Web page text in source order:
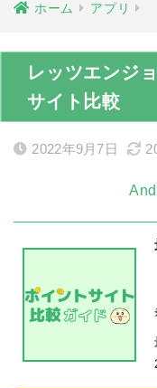
ホーム アプリ
レッツエンジ
サイト比較
2022年9月7日